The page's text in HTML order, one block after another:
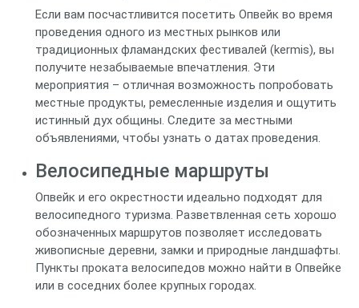
Если вам посчастливится посетить Опвейк во время
проведения одного из местных рынков или
традиционных фламандских фестивалей (kermis), вы
получите незабываемые впечатления. Эти
мероприятия – отличная возможность попробовать
местные продукты, ремесленные изделия и ощутить
истинный дух общины. Следите за местными
объявлениями, чтобы узнать о датах проведения.
Велосипедные маршруты
Опвейк и его окрестности идеально подходят для
велосипедного туризма. Разветвленная сеть хорошо
обозначенных маршрутов позволяет исследовать
живописные деревни, замки и природные ландшафты.
Пункты проката велосипедов можно найти в Опвейке
или в соседних более крупных городах.